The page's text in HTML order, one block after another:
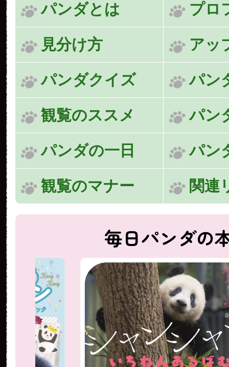
パンダとは プロ
見分け方 アッ
パンダクイズ パン
観覧のススメ パン
パンダの一日 パン
観覧のマナー 関連
毎日パンダの